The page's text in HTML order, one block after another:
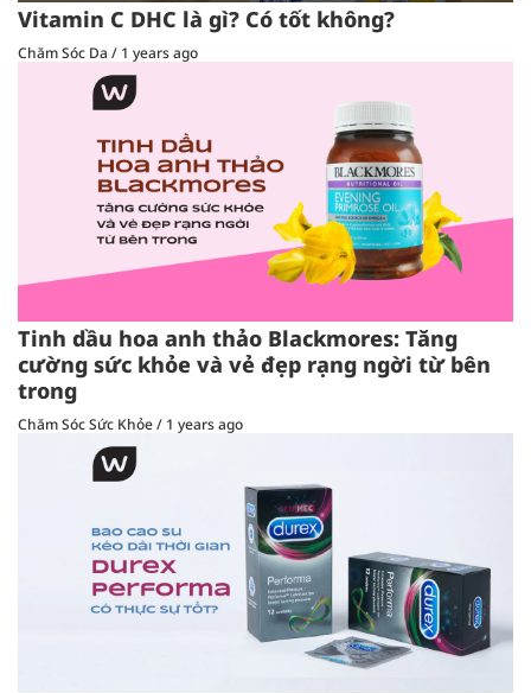
Vitamin C DHC là gì? Có tốt không?
Chăm Sóc Da / 1 years ago
Tinh dầu hoa anh thảo Blackmores: Tăng
cường sức khỏe và vẻ đẹp rạng ngời từ bên
trong
Chăm Sóc Sức Khỏe/ 1 years ago